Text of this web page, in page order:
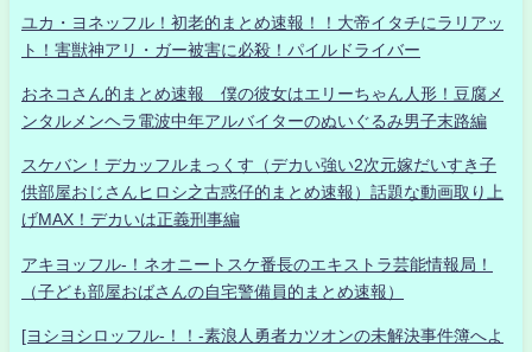
ユカ・ヨネッフル！初老的まとめ速報！！大帝イタチにラリアッ
ト！害獣神アリ・ガー被害に必殺！パイルドライバー
おネコさん的まとめ速報 僕の彼女はエリーちゃん人形！豆腐メ
ンタルメンヘラ電波中年アルバイターのぬいぐるみ男子末路編
スケバン！デカッフルまっくす（デカい強い2次元嫁だいすき子
供部屋おじさんヒロシ之古惑仔的まとめ速報）話題な動画取り上
げMAX！デカいは正義刑事編
アキヨッフル-！ネオニートスケ番長のエキストラ芸能情報局！
（子ども部屋おばさんの自宅警備員的まとめ速報）
[ヨシヨシロッフル-！！-素浪人勇者カツオンの未解決事件簿へよ